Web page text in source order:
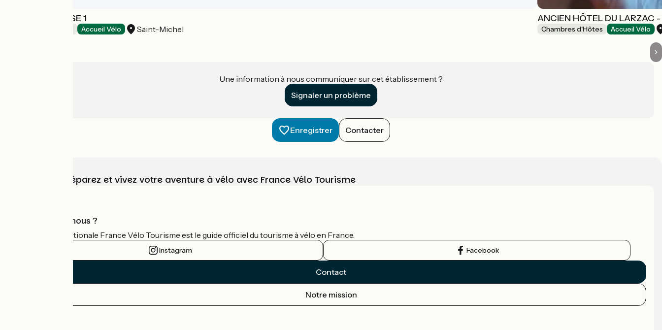
RÊVE DE CAUSSE 1
Accueil Vélo Saint-Michel
ANCIEN HÔTEL DU LARZAC
Chambres d'Hôtes Accueil Vélo
Une information à nous communiquer sur cet établissement ?
Signaler un problème
Enregistrer Contacter
Choisissez, préparez et vivez votre aventure à vélo avec France Vélo Tourisme
Qui sommes-nous ?
L'association nationale France Vélo Tourisme est le guide officiel du tourisme à vélo en France.
Instagram Facebook
Contact
Notre mission